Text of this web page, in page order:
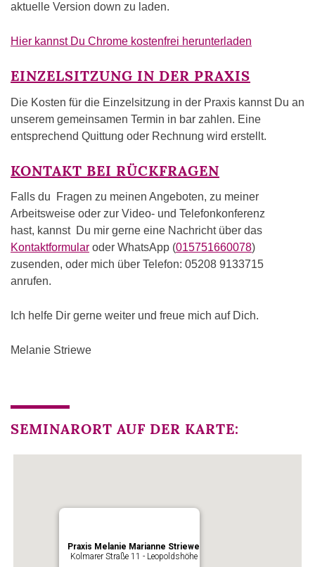
aktuelle Version down zu laden.
Hier kannst Du Chrome kostenfrei herunterladen
EINZELSITZUNG IN DER PRAXIS
Die Kosten für die Einzelsitzung in der Praxis kannst Du an
unserem gemeinsamen Termin in bar zahlen. Eine
entsprechend Quittung oder Rechnung wird erstellt.
KONTAKT BEI RÜCKFRAGEN
Falls du Fragen zu meinen Angeboten, zu meiner
Arbeitsweise oder zur Video- und Telefonkonferenz
hast, kannst Du mir gerne eine Nachricht über das
Kontaktformular oder WhatsApp (015751660078)
zusenden, oder mich über Telefon: 05208 9133715
anrufen.
Ich helfe Dir gerne weiter und freue mich auf Dich.
Melanie Striewe
SEMINARORT AUF DER KARTE:
Praxis Melanie Marianne Striewe
Kolmarer Straße 11 - Leopoldshöhe